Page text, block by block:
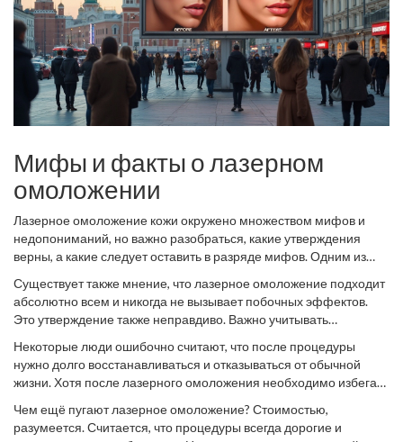
Мифы и факты о лазерном
омоложении
Лазерное омоложение кожи окружено множеством мифов и
недопониманий, но важно разобраться, какие утверждения
верны, а какие следует оставить в разряде мифов. Одним из
омоложение может решить все проблемы с кожей за одно
посещение. На самом деле, это может быть лишь началом пути
к улучшению внешнего вида кожи. Лазер воздействует на
верхние слои кожи, стимулируя выработку коллагена, но для
достижения стабильного результата зачастую требуется курс
процедур или дополнительный уход.
Существует также мнение, что лазерное омоложение подходит
абсолютно всем и никогда не вызывает побочных эффектов.
Это утверждение также неправдиво. Важно учитывать
лечению может определить только квалифицированный
специалист. Побочные эффекты, такие как временное
покраснение или отечность, действительно встречаются, но они
быстро проходят при правильном уходе и соблюдении
рекомендаций врача. "Лазерное омоложение - это серьёзная
Некоторые люди ошибочно считают, что после процедуры
нужно долго восстанавливаться и отказываться от обычной
жизни. Хотя после лазерного омоложения необходимо избегать
радиация, большинство пациентов может вернуться к обычным
занятиям уже через несколько дней. Заблуждение, что лазерное
Чем ещё пугают лазерное омоложение? Стоимостью,
разумеется. Считается, что процедуры всегда дорогие и